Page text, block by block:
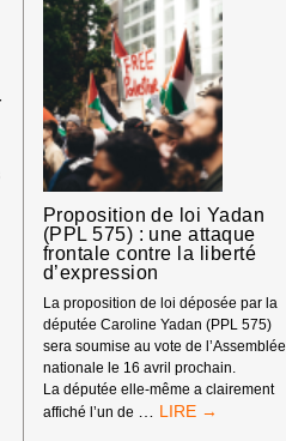
Proposition de loi Yadan
(PPL 575) : une attaque
frontale contre la liberté
d’expression
La proposition de loi déposée par la
députée Caroline Yadan (PPL 575)
sera soumise au vote de l’Assemblée
nationale le 16 avril prochain.
La députée elle-même a clairement
affiché l’un de
PROPOSITION